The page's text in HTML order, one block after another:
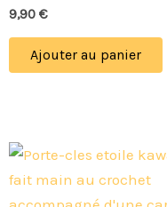
9,90 €
Ajouter au panier